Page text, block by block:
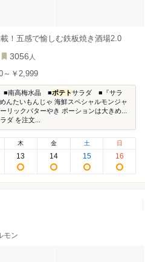
！五感で愉しむ鉄板焼き酒場2.0
3056 人
～￥2,999
■南高梅水晶 ■ポテトサラダ ■『サラ
たいもんじゃ 海鮮スペシャルモンジャ
リックバターやき ポーションは大きめ...
ダ を注文...
木
13
金
14
土
15
日
16
モン